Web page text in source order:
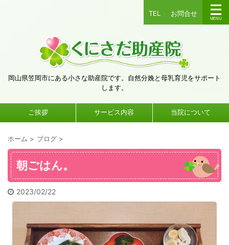
TEL お問合せ
岡山県笠岡市にある小さな助産院です。自然分娩と母乳育児をサポート
します。
ご挨拶 サービス内容 当院について
ホーム > ブログ >
朝ごはん。
2023/02/22